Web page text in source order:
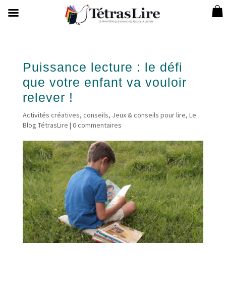
Puissance lecture : le défi
que votre enfant va vouloir
relever !
Activités créatives, conseils, Jeux & conseils pour lire, Le
Blog TétrasLire | 0 commentaires